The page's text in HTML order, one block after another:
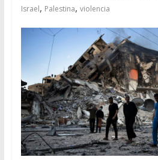
Israel, Palestina, violencia